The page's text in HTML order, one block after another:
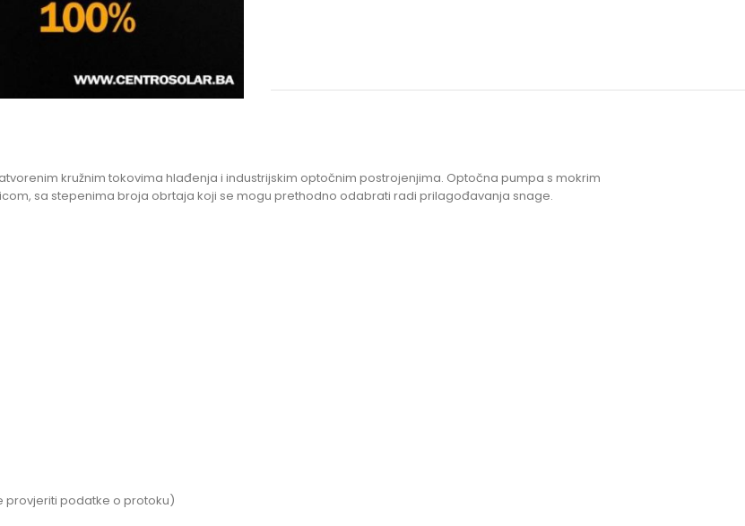
Oznake:
kružnim tokovima hlađenja i industrijskim optočnim postrojenjima. Optočna pumpa s mokrim
sa stepenima broja obrtaja koji se mogu prethodno odabrati radi prilagođavanja snage.
provjeriti podatke o protoku)